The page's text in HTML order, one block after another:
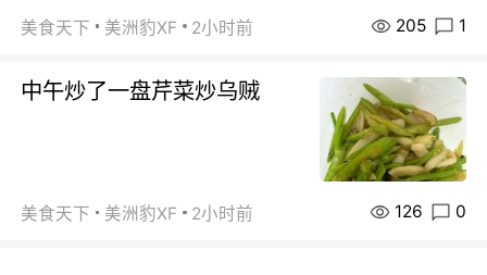
美食天下 美洲豹XF 2小时前 205 1
中午炒了一盘芹菜炒乌贼
美食天下 美洲豹XF 2小时前 126 0